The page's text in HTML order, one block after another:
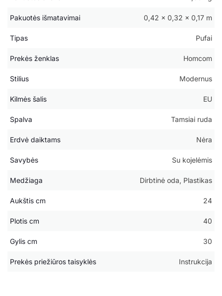
Pakuotės išmatavimai 0,42 × 0,32 × 0,17 m
Tipas Pufai
Prekės ženklas Homcom
Stilius Modernus
Kilmės šalis EU
Spalva Tamsiai ruda
Erdvė daiktams Nėra
Savybės Su kojelėmis
Medžiaga Dirbtinė oda, Plastikas
Aukštis cm 24
Plotis cm 40
Gylis cm 30
Prekės priežiūros taisyklės Instrukcija